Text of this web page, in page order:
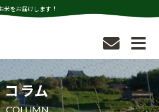
米をお届けします！
コラム
COLUMN